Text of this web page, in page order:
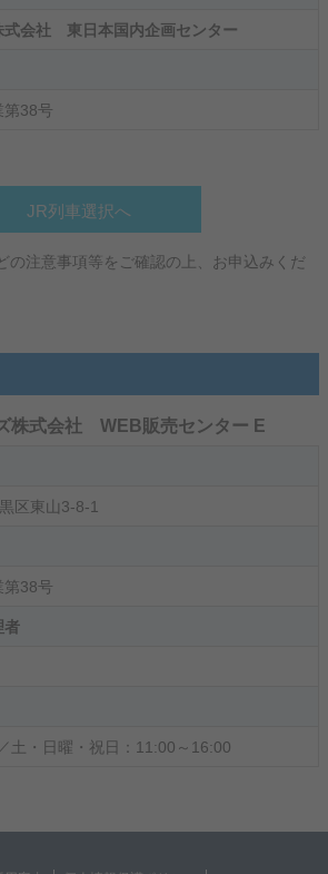
式会社 東日本国内企画センター
第38号
JR列車選択へ
の注意事項等をご確認の上、お申込みくだ
株式会社 WEB販売センター E
区東山3-8-1
第38号
者
土・日曜・祝日：11:00～16:00